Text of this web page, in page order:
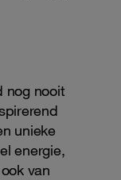
nog nooit
unieke
energie,
van